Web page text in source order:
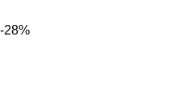
-28%